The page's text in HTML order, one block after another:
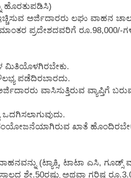
ಹೊರತುಪಡಿಸಿ)
ಅರ್ಜಿದಾರರು ಲಘು ವಾಹನ
ಪ್ರದೇಶದವರಿಗೆ ರೂ.98,000/-
ಮಿತಿಯೊಳಗಿರಬೇಕು.
ಪಡೆದಿರಬಾರದು.
ವಾಸಿಸುತ್ತಿರುವ ವ್ಯಾಪ್ತಿಗೆ
ಸಂಯೋಜನೆಯಾಗಿರುವ ಖಾತೆ
(ಟ್ಯಾಕ್ಸಿ, ಟಾಟಾ ಎಸಿ, ಗೂಡ್ಸ್
ಶೇ.50ರಷ್ಟು ಅಥವಾ ಗರಿಷ್ಠ